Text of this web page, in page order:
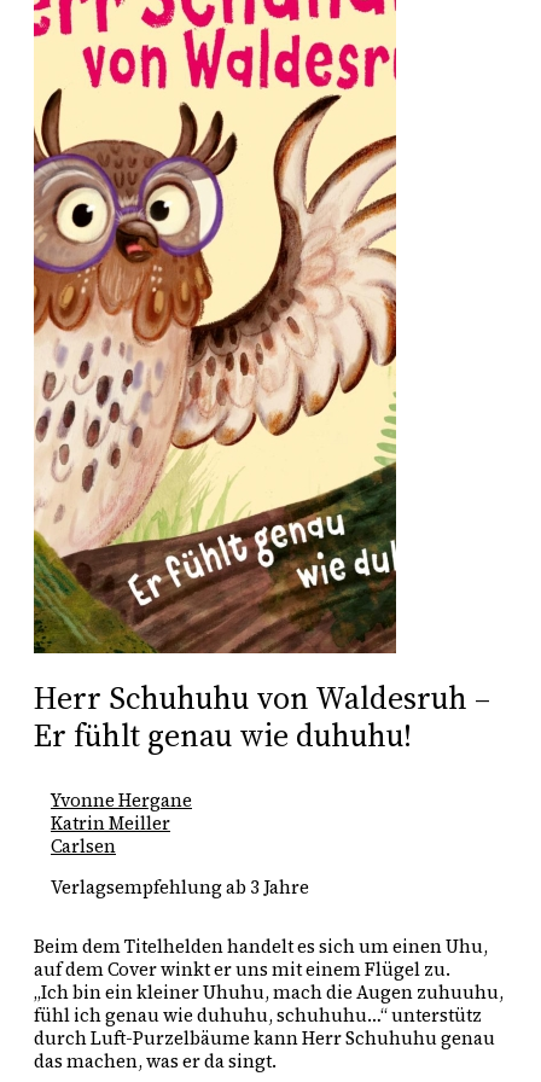
Herr Schuhuhu von Waldesruh –
Er fühlt genau wie duhuhu!
Yvonne Hergane
Katrin Meiller
Carlsen
Verlagsempfehlung ab 3 Jahre
Beim dem Titelhelden handelt es sich um einen Uhu,
auf dem Cover winkt er uns mit einem Flügel zu.
„Ich bin ein kleiner Uhuhu, mach die Augen zuhuuhu,
fühl ich genau wie duhuhu, schuhuhu…“ unterstütz
durch Luft-Purzelbäume kann Herr Schuhuhu genau
das machen, was er da singt.